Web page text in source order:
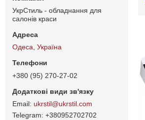
УкрСтиль - обладнання для
салонів краси
Одеса, Україна
+380 (95) 270-27-02
ukrstil@ukrstil.com
+380952702702